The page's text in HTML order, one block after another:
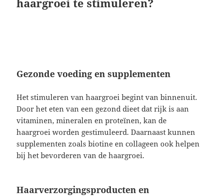
haargroei te stimuleren?
Gezonde voeding en supplementen
Het stimuleren van haargroei begint van binnenuit.
Door het eten van een gezond dieet dat rijk is aan
vitaminen, mineralen en proteïnen, kan de
haargroei worden gestimuleerd. Daarnaast kunnen
supplementen zoals biotine en collageen ook helpen
bij het bevorderen van de haargroei.
Haarverzorgingsproducten en